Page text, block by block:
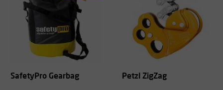
SafetyPro Gearbag Petzl ZigZag